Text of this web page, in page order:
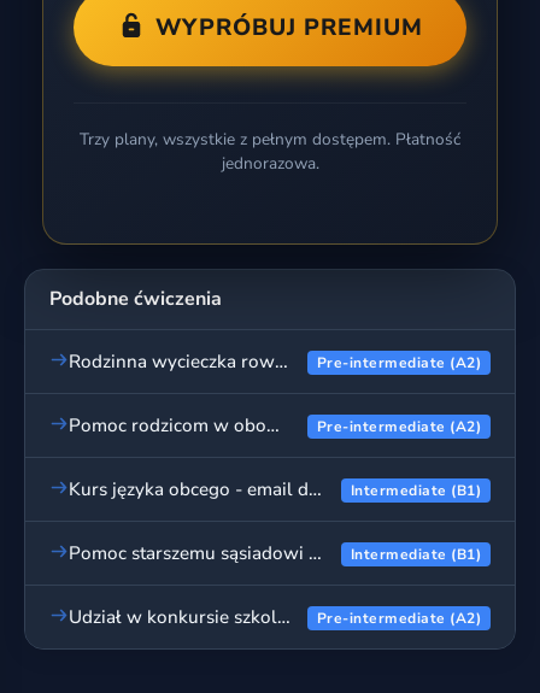
WYPRÓBUJ PREMIUM
Trzy plany, wszystkie z pełnym dostępem. Płatność
jednorazowa.
Podobne ćwiczenia
Rodzinna wycieczka rowerowa - email do koleżanki Pre-intermediate (A2)
Pomoc rodzicom w obowiązkach domowych - email do koleżanki Pre-intermediate (A2)
Kurs języka obcego - email do koleżanki Intermediate (B1)
Pomoc starszemu sąsiadowi - email do koleżanki Intermediate (B1)
Udział w konkursie szkolnym - email do koleżanki Pre-intermediate (A2)